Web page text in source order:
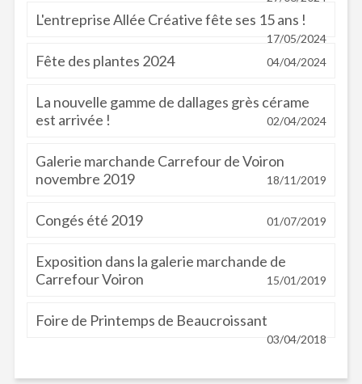
L'entreprise Allée Créative fête ses 15 ans !
17/05/2024
Fête des plantes 2024 04/04/2024
La nouvelle gamme de dallages grès cérame
est arrivée !
02/04/2024
Galerie marchande Carrefour de Voiron
novembre 2019
18/11/2019
Congés été 2019 01/07/2019
Exposition dans la galerie marchande de
Carrefour Voiron
15/01/2019
Foire de Printemps de Beaucroissant
03/04/2018